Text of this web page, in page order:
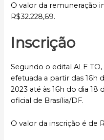
O valor da remuneração
R$32.228,69.
Inscrição
Segundo o edital ALE
efetuada a partir das 16h
2023 até às 16h do dia 18
oficial de Brasília/DF.
O valor da inscrição é de